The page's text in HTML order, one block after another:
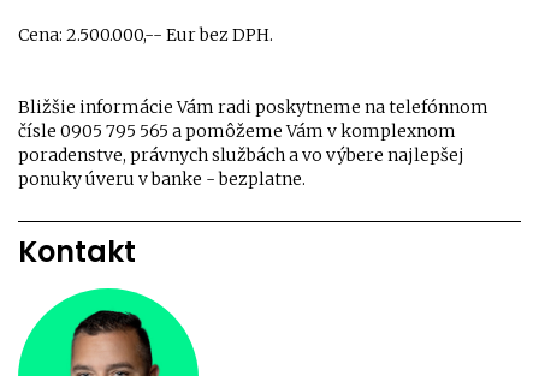
Cena: 2.500.000,-- Eur bez DPH.
Bližšie informácie Vám radi poskytneme na telefónnom
čísle 0905 795 565 a pomôžeme Vám v komplexnom
poradenstve, právnych službách a vo výbere najlepšej
ponuky úveru v banke - bezplatne.
Kontakt